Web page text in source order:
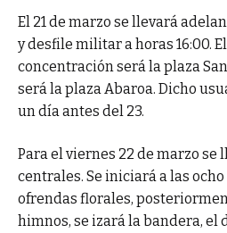
El 21 de marzo se llevará
y desfile militar a horas 16:00.
concentración será la plaza
será la plaza Abaroa. Dicho
un día antes del 23.
Para el viernes 22 de marzo se
centrales. Se iniciará a las
ofrendas florales,
himnos, se izará la bandera, el